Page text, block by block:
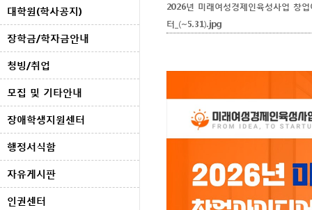
대학원(학사공지)
장학금/학자금안내
청빙/취업
모집 및 기타안내
장애학생지원센터
행정서식함
자유게시판
인권센터
2026년 미래여성경제인육성사업 창
터_(~5.31).jpg